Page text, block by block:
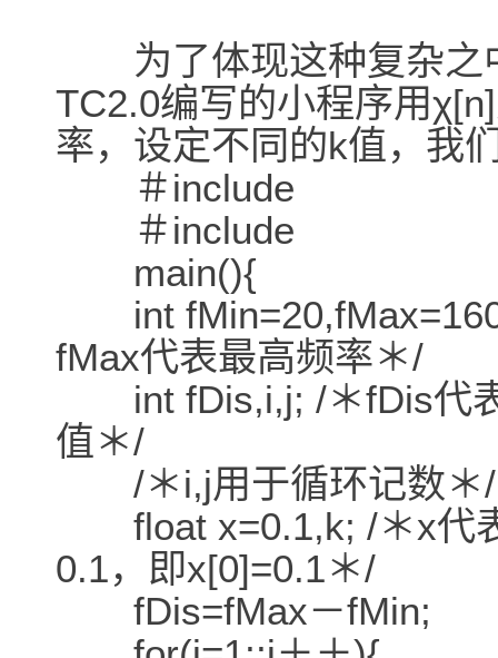
为了体现这种复杂之
TC2.0编写的小程序用
率，设定不同的k值，我
＃include
＃include
main(){
int
fMax代表最高频率＊/
int fDis,i,j; /＊fDis代表
值＊/
/＊i,j用于循环记数＊/
float x=0.1,k; /＊x代
0.1，即x[0]=0.1＊/
fDis=fMax－fMin;